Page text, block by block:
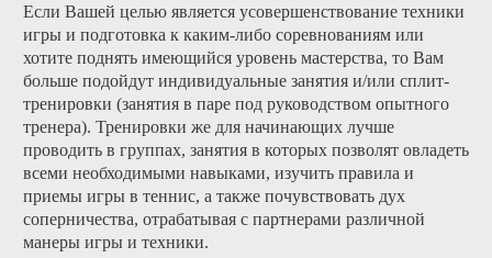
Если Вашей целью является усовершенствование техники
игры и подготовка к каким-либо соревнованиям или
хотите поднять имеющийся уровень мастерства, то Вам
больше подойдут индивидуальные занятия и/или сплит-
тренировки (занятия в паре под руководством опытного
тренера). Тренировки же для начинающих лучше
проводить в группах, занятия в которых позволят овладеть
всеми необходимыми навыками, изучить правила и
приемы игры в теннис, а также почувствовать дух
соперничества, отрабатывая с партнерами различной
манеры игры и техники.